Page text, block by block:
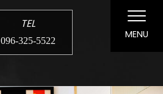
MENU
TEL
096-325-5522